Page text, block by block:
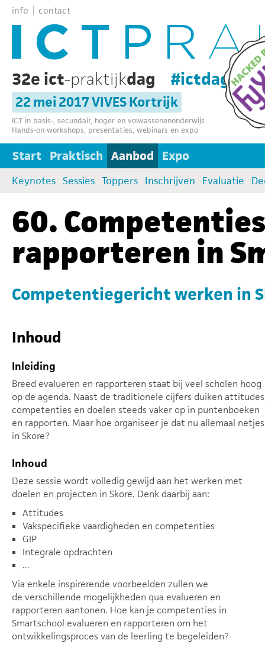
info contact
32e ict-praktijkdag #ictdag32
22 mei 2017 VIVES Kortrijk
ICT in basis-, secundair, hoger en volwassenenonderwijs
Hands-on workshops, presentaties, webinars en expo
Start Praktisch Aanbod Expo
Keynotes Sessies Toppers Inschrijven Evaluatie
60.
rapporteren in
Competentiegericht werken in
Inhoud
Inleiding
Breed evalueren en rapporteren staat bij veel scholen hoog
op de agenda. Naast de traditionele cijfers duiken
competenties en doelen steeds vaker op in puntenboeken
en rapporten. Maar hoe organiseer je dat nu allemaal netjes
in Skore?
Inhoud
Deze sessie wordt volledig gewijd aan het werken met
doelen en projecten in Skore. Denk daarbij aan:
Attitudes
Vakspecifieke vaardigheden en competenties
GIP
Integrale opdrachten
...
Via enkele inspirerende voorbeelden zullen we
de verschillende mogelijkheden qua evalueren en
rapporteren aantonen. Hoe kan je competenties in
Smartschool evalueren en rapporteren om het
ontwikkelingsproces van de leerling te begeleiden?